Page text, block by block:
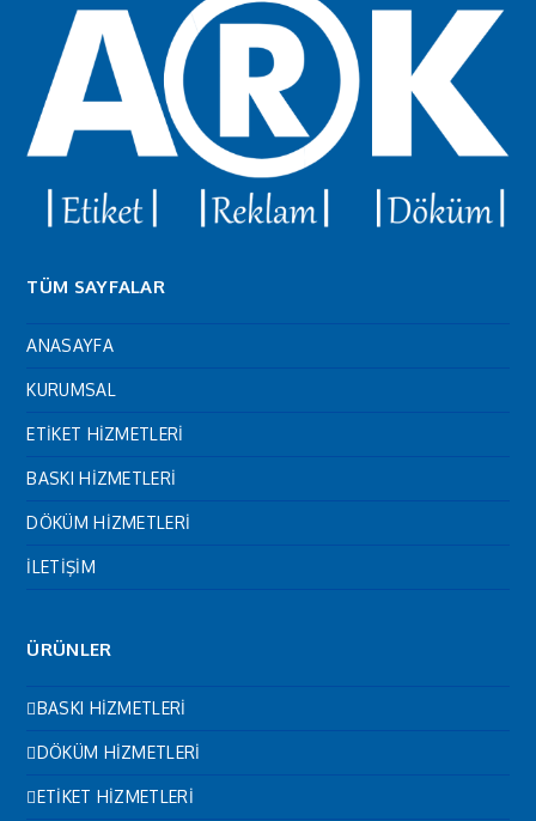
TÜM SAYFALAR
ANASAYFA
KURUMSAL
ETİKET HİZMETLERİ
BASKI HİZMETLERİ
DÖKÜM HİZMETLERİ
İLETİŞİM
ÜRÜNLER
BASKI HİZMETLERİ
DÖKÜM HİZMETLERİ
ETİKET HİZMETLERİ